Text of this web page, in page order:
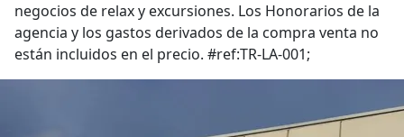
negocios de relax y excursiones. Los Honorarios de la
agencia y los gastos derivados de la compra venta no
están incluidos en el precio. #ref:TR-LA-001;